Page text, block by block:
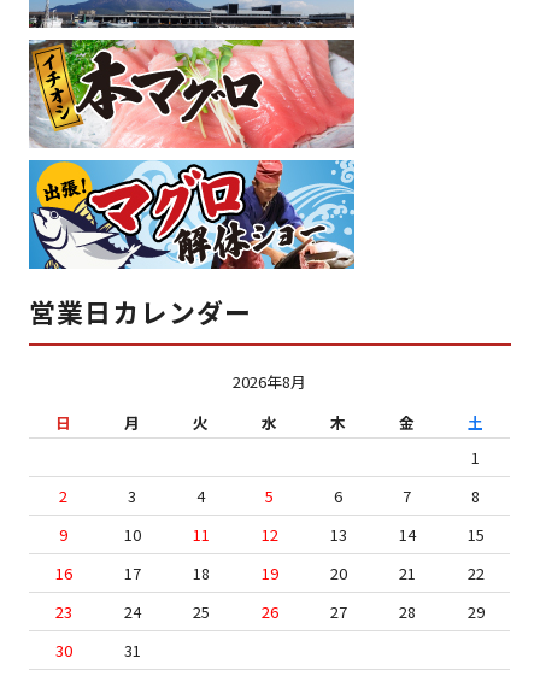
営業日カレンダー
2026年8月
日
月 火 水 木 金
土
1
2
3 4 5 6 7
8
9
10 11 12 13 14
15
16
17 18 19 20 21
22
23
24 25 26 27 28
29
30
31